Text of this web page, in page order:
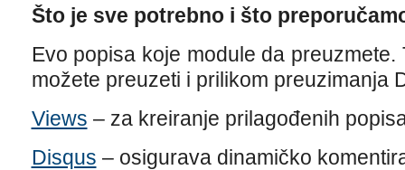
Što je sve potrebno i što
Evo popisa koje module da
možete preuzeti i prilikom preuzimanja
Views – za kreiranje prilagođenih
Disqus – osigurava dinamičko